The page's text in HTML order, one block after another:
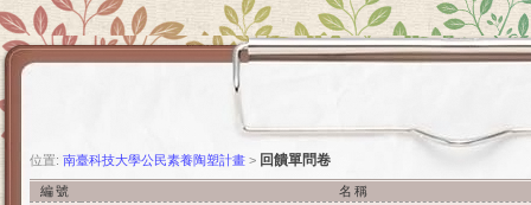
位置: 南臺科技大學公民素養陶塑計畫 > 回饋單問卷
編號 名稱